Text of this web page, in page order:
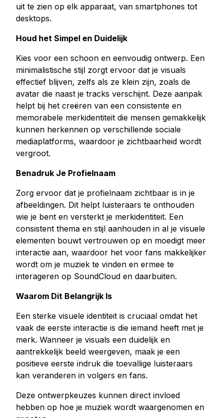
uit te zien op elk apparaat, van smartphones tot
desktops.
Houd het Simpel en Duidelijk
Kies voor een schoon en eenvoudig ontwerp. Een
minimalistische stijl zorgt ervoor dat je visuals
effectief blijven, zelfs als ze klein zijn, zoals de
avatar die naast je tracks verschijnt. Deze aanpak
helpt bij het creëren van een consistente en
memorabele merkidentiteit die mensen gemakkelijk
kunnen herkennen op verschillende sociale
mediaplatforms, waardoor je zichtbaarheid wordt
vergroot.
Benadruk Je Profielnaam
Zorg ervoor dat je profielnaam zichtbaar is in je
afbeeldingen. Dit helpt luisteraars te onthouden
wie je bent en versterkt je merkidentiteit. Een
consistent thema en stijl aanhouden in al je visuele
elementen bouwt vertrouwen op en moedigt meer
interactie aan, waardoor het voor fans makkelijker
wordt om je muziek te vinden en ermee te
interageren op SoundCloud en daarbuiten.
Waarom Dit Belangrijk Is
Een sterke visuele identiteit is cruciaal omdat het
vaak de eerste interactie is die iemand heeft met je
merk. Wanneer je visuals een duidelijk en
aantrekkelijk beeld weergeven, maak je een
positieve eerste indruk die toevallige luisteraars
kan veranderen in volgers en fans.
Deze ontwerpkeuzes kunnen direct invloed
hebben op hoe je muziek wordt waargenomen en